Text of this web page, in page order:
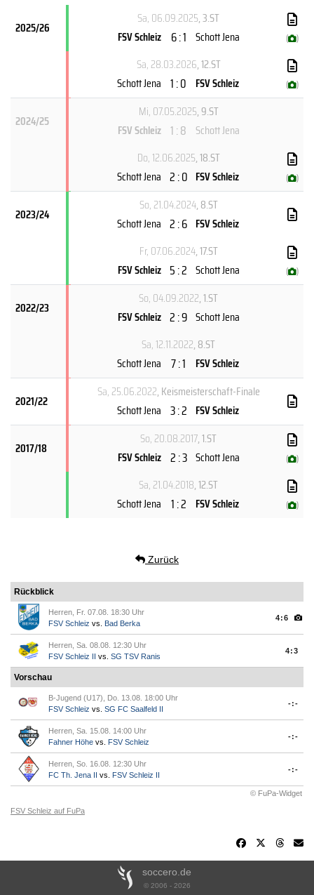
2025/26
Sa, 06.09.2025, 3.ST
FSV Schleiz 6 : 1 Schott Jena ( )
Sa, 28.03.2026, 12.ST
Schott Jena 1 : 0 FSV Schleiz ( )
2024/25
Mi, 07.05.2025, 9.ST
FSV Schleiz 1 : 8 Schott Jena
Do, 12.06.2025, 18.ST
Schott Jena 2 : 0 FSV Schleiz ( )
2023/24
So, 21.04.2024, 8.ST
Schott Jena 2 : 6 FSV Schleiz
Fr, 07.06.2024, 17.ST
FSV Schleiz 5 : 2 Schott Jena ( )
2022/23
So, 04.09.2022, 1.ST
FSV Schleiz 2 : 9 Schott Jena
Sa, 12.11.2022, 8.ST
Schott Jena 7 : 1 FSV Schleiz
2021/22
Sa, 25.06.2022, Keismeisterschaft-Finale
Schott Jena 3 : 2 FSV Schleiz
2017/18
So, 20.08.2017, 1.ST
FSV Schleiz 2 : 3 Schott Jena ( )
Sa, 21.04.2018, 12.ST
Schott Jena 1 : 2 FSV Schleiz ( )
Zurück
Rückblick
Herren, Fr. 07.08. 18:30 Uhr
FSV Schleiz vs. Bad Berka
4:6
Herren, Sa. 08.08. 12:30 Uhr
FSV Schleiz II vs. SG TSV Ranis
4:3
Vorschau
B-Jugend (U17), Do. 13.08. 18:00 Uhr
FSV Schleiz vs. SG FC Saalfeld II
-:-
Herren, Sa. 15.08. 14:00 Uhr
Fahner Höhe vs. FSV Schleiz
-:-
Herren, So. 16.08. 12:30 Uhr
FC Th. Jena II vs. FSV Schleiz II
-:-
© FuPa-Widget
FSV Schleiz auf FuPa
soccero.de
© 2006 - 2026